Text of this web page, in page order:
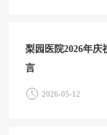
梨园医院2026年
言
2026-05-12